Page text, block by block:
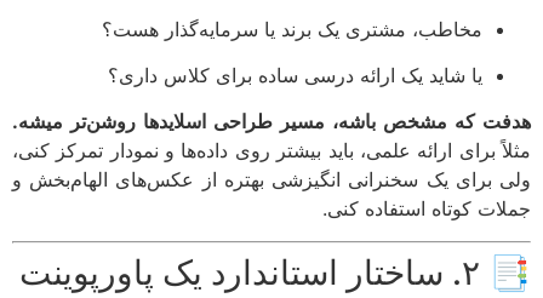
مخاطب، مشتری یک برند یا سرمایه‌گذار هست؟
یا شاید یک ارائه درسی ساده برای کلاس داری؟
که مشخص باشه، مسیر طراحی اسلایدها روشن‌تر میشه.
برای ارائه علمی، باید بیشتر روی داده‌ها و نمودار تمرکز کنی،
برای یک سخنرانی انگیزشی بهتره از عکس‌های الهام‌بخش و
کوتاه استفاده کنی.
یک پاورپوینت